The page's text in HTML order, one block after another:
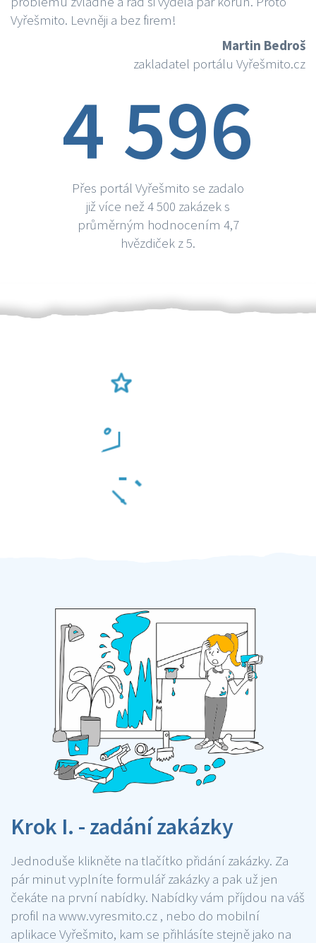
Vyřešmito. Levněji a bez firem!
Martin Bedroš
zakladatel portálu Vyřešmito.cz
4 596
Přes portál Vyřešmito se zadalo
již více než 4 500 zakázek s
průměrným hodnocením 4,7
hvězdiček z 5.
Krok I. - zadání zakázky
Jednoduše klikněte na tlačítko přidání zakázky. Za
pár minut vyplníte formulář zakázky a pak už jen
čekáte na první nabídky. Nabídky vám příjdou na váš
profil na www.vyresmito.cz , nebo do mobilní
aplikace Vyřešmito, kam se přihlásíte stejně jako na